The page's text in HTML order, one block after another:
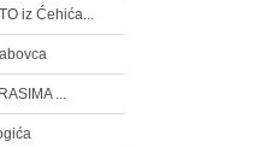
iz Ćehića...
...